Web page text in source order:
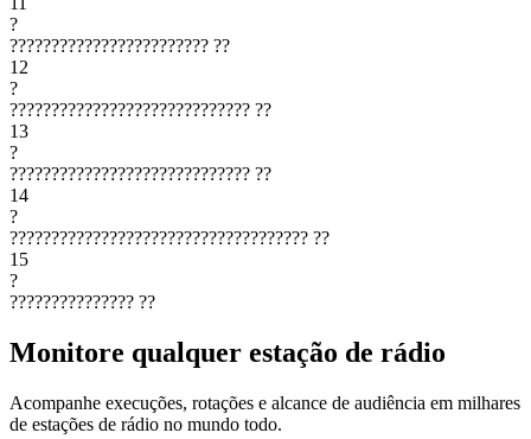
?
???????????????????????? ??
12
?
????????????????????????????? ??
13
?
????????????????????????????? ??
14
?
???????????????????????????????????? ??
15
?
??????????????? ??
Monitore qualquer estação de rádio
Acompanhe execuções, rotações e alcance de audiência em milhares
de estações de rádio no mundo todo.